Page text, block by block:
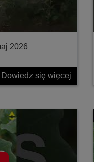
2026
Dowiedz się więcej